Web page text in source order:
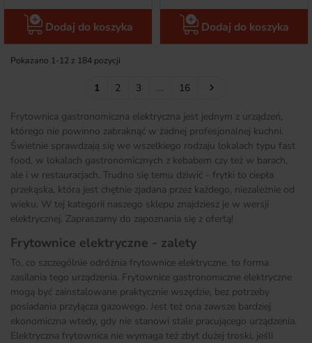
Dodaj do koszyka Dodaj do koszyka
Pokazano 1-12 z 184 pozycji
1 2 3 … 16 Następny

Frytownica gastronomiczna elektryczna jest jednym z urządzeń,
którego nie powinno zabraknąć w żadnej profesjonalnej kuchni.
Świetnie sprawdzają się we wszelkiego rodzaju lokalach typu fast
food, w lokalach gastronomicznych z kebabem czy też w barach,
ale i w restauracjach. Trudno się temu dziwić - frytki to ciepła
przekąska, która jest chętnie zjadana przez każdego, niezależnie od
wieku. W tej kategorii naszego sklepu znajdziesz je w wersji
elektrycznej. Zapraszamy do zapoznania się z ofertą!
Frytownice elektryczne - zalety
To, co szczególnie odróżnia frytownice elektryczne, to forma
zasilania tego urządzenia. Frytownice gastronomiczne elektryczne
mogą być zainstalowane praktycznie wszędzie, bez potrzeby
posiadania przyłącza gazowego. Jest też ona zawsze bardziej
ekonomiczna wtedy, gdy nie stanowi stale pracującego urządzenia.
Elektryczna frytownica nie wymaga też zbyt dużej troski, jeśli